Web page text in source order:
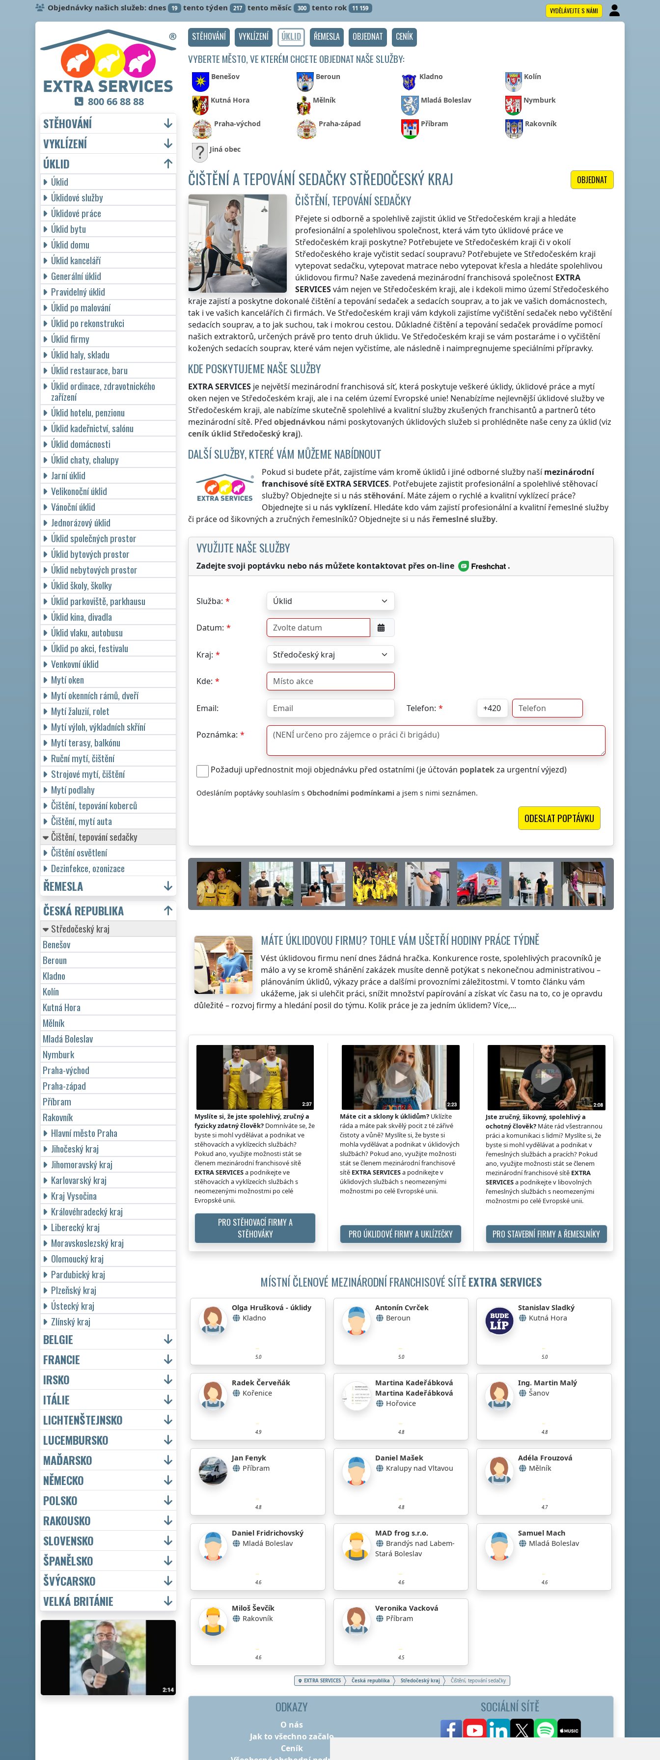
Objednávky našich služeb: dnes 19 tento týden 217 tento měsíc 300 tento rok 11 159 VYDĚLÁVEJTE S NÁMI
STĚHOVÁNÍ VYKLÍZENÍ ÚKLID ŘEMESLA OBJEDNAT CENÍK
VYBERTE MĚSTO, VE KTERÉM CHCETE OBJEDNAT NAŠE SLUŽBY:
Benešov Beroun Kladno Kolín
Kutná Hora Mělník Mladá Boleslav Nymburk
Praha-východ Praha-západ Příbram Rakovník
Jiná obec
OBJEDNAT
ČIŠTĚNÍ A TEPOVÁNÍ SEDAČKY STŘEDOČESKÝ KRAJ
ČIŠTĚNÍ, TEPOVÁNÍ SEDAČKY
Přejete si odborně a spolehlivě zajistit úklid ve Středočeském kraji a hledáte
profesionální a spolehlivou společnost, která vám tyto úklidové práceve
Středočeském kraji poskytne? Potřebujeteve Středočeském kraji či v okolí
Středočeského krajevyčistit sedací soupravu? Potřebujeteve Středočeském kraji
vytepovat sedačku, vytepovat matrace nebo vytepovat křesla a hledáte spolehlivou
úklidovou firmu? Naše zavedená mezinárodní franchisová společnost EXTRA
SERVICESvám nejen ve Středočeském kraji, ale i kdekoli mimo území Středočeského
krajezajistí a poskytne dokonalé čištění a tepování sedaček a sedacích souprav, a to jak ve vašich domácnostech,
tak i ve vašich kancelářích či firmách. Ve Středočeském kraji vám kdykoli zajistíme vyčištění sedaček nebo vyčištění
sedacích souprav, a to jak suchou, tak i mokrou cestou. Důkladné čištění a tepování sedaček provádíme pomocí
našich extraktorů, určených právě pro tento druh úklidu. Ve Středočeském kraji se vám postaráme i o vyčištění
kožených sedacích souprav, které vám nejen vyčistíme, ale následně i naimpregnujeme speciálními přípravky.
KDE POSKYTUJEME NAŠE SLUŽBY
EXTRA SERVICES je největší mezinárodní franchisová síť, která poskytuje veškeré úklidy, úklidové práce a mytí
oken nejen ve Středočeském kraji, ale i na celém území Evropské unie! Nenabízíme nejlevnější úklidové službyve
Středočeském kraji, ale nabízíme skutečně spolehlivé a kvalitní služby zkušených franchisantů a partnerů této
mezinárodní sítě. Před objednávkou námi poskytovaných úklidových služeb si prohlédněte naše ceny za úklid (viz
ceník úklid Středočeský kraj).
DALŠÍ SLUŽBY, KTERÉ VÁM MŮŽEME NABÍDNOUT
Pokud si budete přát, zajistíme vám kromě úklidů i jiné odborné služby našímezinárodní
franchisové sítě EXTRA SERVICES. Potřebujete zajistit profesionální a spolehlivé stěhovací
služby? Objednejte si u nás stěhování. Máte zájem o rychlé a kvalitní vyklízecí práce?
Objednejte si u nás vyklízení. Hledáte kdo vám zajistí profesionální a kvalitní řemeslné služby
či práce od šikovných a zručných řemeslníků? Objednejte si u nás řemeslné služby.
VYUŽIJTE NAŠE SLUŽBY
Zadejte svoji poptávku nebo nás můžete kontaktovat přes on-line .
Služba:
Datum:
Kraj:
Kde:
Email: Telefon:
Poznámka:
Požaduji upřednostnit moji objednávku před ostatními (je účtován poplatekza urgentní výjezd)
Odesláním poptávky souhlasím s Obchodními podmínkami a jsem s nimi seznámen.
MÁTE ÚKLIDOVOU FIRMU? TOHLE VÁM UŠETŘÍ HODINY PRÁCE TÝDNĚ
Vést úklidovou firmu není dnes žádná hračka. Konkurence roste, spolehlivých pracovníků je
málo a vy se kromě shánění zakázek musíte denně potýkat s nekonečnou administrativou –
plánováním úklidů, výkazy práce a dalšími provozními záležitostmi. V tomto článku vám
ukážeme, jak si ulehčit práci, snížit množství papírování a získat víc času na to, co je opravdu
důležité – rozvoj firmy a hledání posil do týmu. Kolik práce je za jedním úklidem? Více,...
Myslíte si, že jste spolehlivý, zručný a
fyzicky zdatný člověk? Domníváte se, že
byste si mohl vydělávat a podnikat ve
stěhovacích a vyklízecích službách?
Pokud ano, využijte možnosti stát se
členem mezinárodní franchisové sítě
EXTRA SERVICESa podnikejte ve
stěhovacích a vyklízecích službách s
neomezenými možnostmi po celé
Evropské unii.
PRO STĚHOVACÍ FIRMY A
STĚHOVÁKY
Máte cit a sklony k úklidům? Uklízíte
ráda a máte pak skvělý pocit z té zářivé
čistoty a vůně? Myslíte si, že byste si
mohla vydělávat a podnikat v úklidových
službách? Pokud ano, využijte možnosti
stát se členem mezinárodní franchisové
sítě EXTRA SERVICESa podnikejte v
úklidových službách s neomezenými
možnostmi po celé Evropské unii.
PRO ÚKLIDOVÉ FIRMY A UKLÍZEČKY
Jste zručný, šikovný, spolehlivý a
ochotný člověk?Máte rád všestrannou
práci a komunikaci s lidmi? Myslíte si, že
byste si mohl vydělávat a podnikat v
řemeslných službách a pracích? Pokud
ano, využijte možnosti stát se členem
mezinárodní franchisové sítě EXTRA
SERVICESa podnikejte v libovolných
řemeslných službách s neomezenými
možnostmi po celé Evropské unii.
PRO STAVEBNÍ FIRMY A ŘEMESLNÍKY
MÍSTNÍ ČLENOVÉ MEZINÁRODNÍ FRANCHISOVÉ SÍTĚEXTRA SERVICES
Olga Hrušková - úklidy
Kladno
5.0
Antonín Cvrček
Beroun
5.0
Stanislav Sladký
Kutná Hora
5.0
Radek Červeňák
Kořenice
4.9
Martina Kadeřábková
Martina Kadeřábková
Hořovice
4.8
Ing. Martin Malý
Šanov
4.8
Jan Fenyk
Příbram
4.8
Daniel Mašek
Kralupy nad Vltavou
4.8
Adéla Frouzová
Mělník
4.7
Daniel Fridrichovský
Mladá Boleslav
4.6
MAD frog s.r.o.
Brandýs nad Labem-
Stará Boleslav
4.6
Samuel Mach
Mladá Boleslav
4.6
Miloš Ševčík
Rakovník
4.6
Veronika Vacková
Příbram
4.5
EXTRA SERVICES Česká republika Středočeský kraj Čištění, tepování sedačky
ODKAZY
O nás
Jak to všechno začalo
Ceník
SOCIÁLNÍ SÍTĚ
800 66 88 88
STĚHOVÁNÍ
VYKLÍZENÍ
ÚKLID
Úklid
Úklidové služby
Úklidové práce
Úklid bytu
Úklid domu
Úklid kanceláří
Generální úklid
Pravidelný úklid
Úklid po malování
Úklid po rekonstrukci
Úklid firmy
Úklid haly, skladu
Úklid restaurace, baru
Úklid ordinace, zdravotnického
zařízení
Úklid hotelu, penzionu
Úklid kadeřnictví, salónu
Úklid domácnosti
Úklid chaty, chalupy
Jarní úklid
Velikonoční úklid
Vánoční úklid
Jednorázový úklid
Úklid společných prostor
Úklid bytových prostor
Úklid nebytových prostor
Úklid školy, školky
Úklid parkoviště, parkhausu
Úklid kina, divadla
Úklid vlaku, autobusu
Úklid po akci, festivalu
Venkovní úklid
Mytí oken
Mytí okenních rámů, dveří
Mytí žaluzií, rolet
Mytí výloh, výkladních skříní
Mytí terasy, balkónu
Ruční mytí, čištění
Strojové mytí, čištění
Mytí podlahy
Čištění, tepování koberců
Čištění, mytí auta
Čištění, tepování sedačky
Čištění osvětlení
Dezinfekce, ozonizace
ŘEMESLA
ČESKÁ REPUBLIKA
Středočeský kraj
Benešov
Beroun
Kladno
Kolín
Kutná Hora
Mělník
Mladá Boleslav
Nymburk
Praha-východ
Praha-západ
Příbram
Rakovník
Hlavní město Praha
Jihočeský kraj
Jihomoravský kraj
Karlovarský kraj
Kraj Vysočina
Královéhradecký kraj
Liberecký kraj
Moravskoslezský kraj
Olomoucký kraj
Pardubický kraj
Plzeňský kraj
Ústecký kraj
Zlínský kraj
BELGIE
FRANCIE
IRSKO
ITÁLIE
LICHTENŠTEJNSKO
LUCEMBURSKO
MAĎARSKO
NĚMECKO
POLSKO
RAKOUSKO
SLOVENSKO
ŠPANĚLSKO
ŠVÝCARSKO
VELKÁ BRITÁNIE